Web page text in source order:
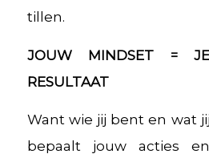
tillen.
JOUW MINDSET =
RESULTAAT
Want wie jij bent en wat
bepaalt jouw acties